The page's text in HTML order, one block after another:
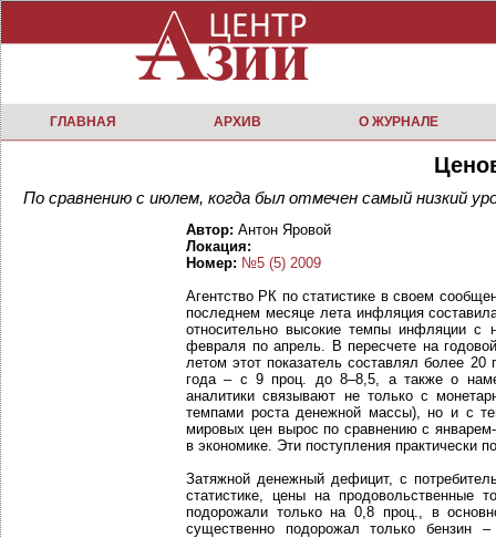
ГЛАВНАЯ АРХИВ О ЖУРНАЛЕ
По сравнению с июлем, когда был отмечен самый низкий
Автор: Антон Яровой
Локация:
Номер: №5 (5) 2009
Агентство РК по статистике в своем
последнем месяце лета инфляция
относительно высокие темпы инфляции
февраля по апрель. В пересчете на
летом этот показатель составлял более
года – с 9 проц. до 8–8,5, а также о
аналитики связывают не только с
темпами роста денежной массы), но и с
мировых цен вырос по сравнению с
в экономике. Эти поступления
Затяжной денежный дефицит, с
статистике, цены на продовольственные
подорожали только на 0,8 проц., в
существенно подорожал только